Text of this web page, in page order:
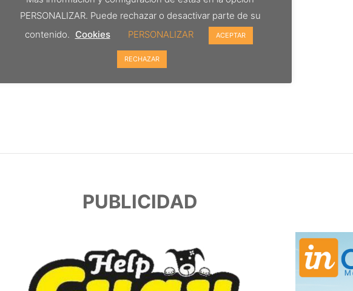
PUBLICIDAD
PERSONALIZAR. Puede rechazar o desactivar parte de su
contenido. Cookies PERSONALIZAR ACEPTAR
RECHAZAR